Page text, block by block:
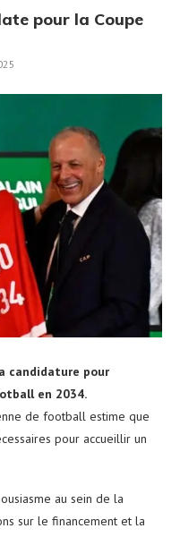
pour la Coupe
candidature pour
en 2034.
de football estime que
pour accueillir un
au sein de la
sur le financement et la